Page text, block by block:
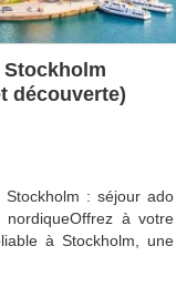
Stockholm
découverte)
: séjour ado
à votre
à Stockholm, une